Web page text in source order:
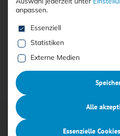
Alle Beiträge mit
Schlagwort
Infrastruktur
<kes>+
anpassen.
Es folgt eine Liste der
Essenziell
Statistiken
Externe Medien
Alle
Essenzielle